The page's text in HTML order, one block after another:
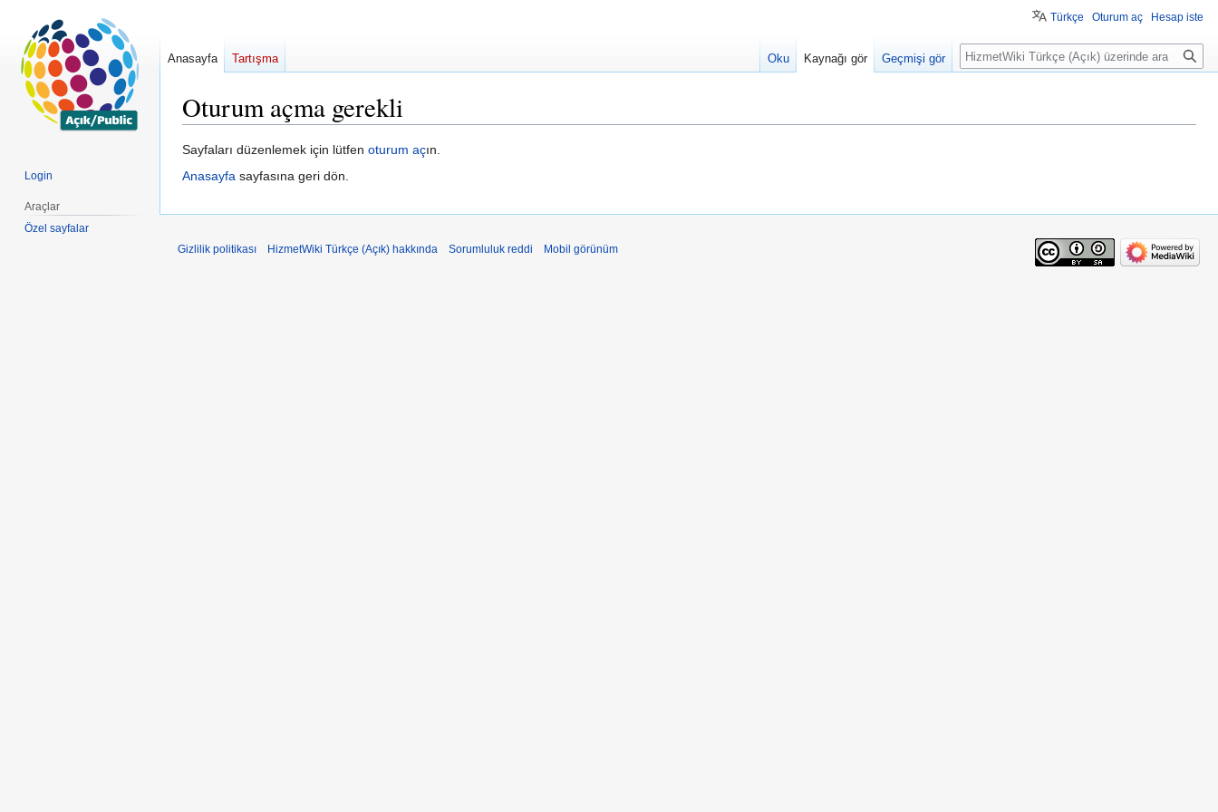
Oturum açma gerekli
Gezinti
kısmına
Arama
kısmına
Sayfaları düzenlemek için lütfen oturum açın.
Anasayfa sayfasına geri dön.
Türkçe Oturum aç Hesap iste
Anasayfa Tartışma Oku Kaynağı gör Geçmişi gör Ara
Login
Araçlar
Özel sayfalar
Gizlilik politikası
HizmetWiki Türkçe (Açık) hakkında Sorumluluk reddi Mobil görünüm